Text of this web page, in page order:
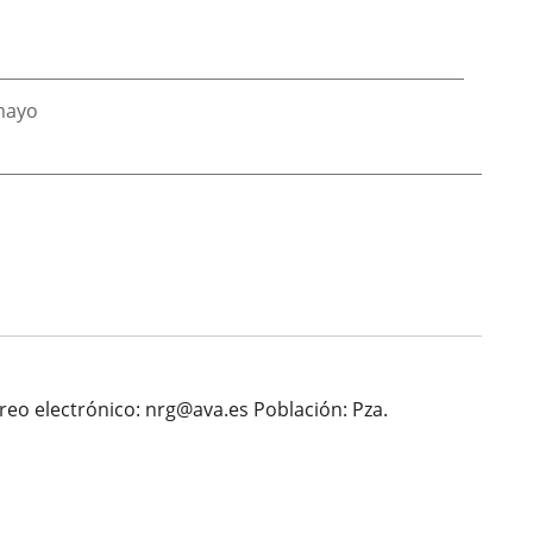
electrónico: nrg@ava.es Población: Pza.